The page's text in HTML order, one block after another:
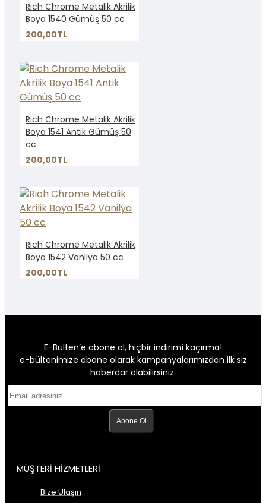
Rich Chrome Metalik Akrilik
Boya 1540 Gümüş 50 cc
200,00TL
Rich Chrome Metalik Akrilik
Boya 1541 Antik Gümüş 50
cc
200,00TL
Rich Chrome Metalik Akrilik
Boya 1542 Vanilya 50 cc
200,00TL
E-Bülten’e abone ol, hiçbir indirimi kaçırma!
e-bültenimize abone olarak kampanyalarımızdan ilk siz
haberdar olabilirsiniz.
Abone Ol
MÜŞTERİ HİZMETLERİ
Bize Ulaşın